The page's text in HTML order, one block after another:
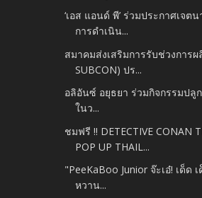
‘เอส แอนด์ พี’ ร่วมประกาศเจต
การดำเนิน...
สมาคมส่งเสริมการรับช่วงการผ
SUBCON) ปร...
อลิอันซ์ อยุธยา ร่วมกิจกรรมปลู
ในว...
ชมฟรี !! DETECTIVE CONAN
POP UP THAIL...
"PeeKaBoo Junior จ๊ะเอ๋! เด็ด
หวาน...